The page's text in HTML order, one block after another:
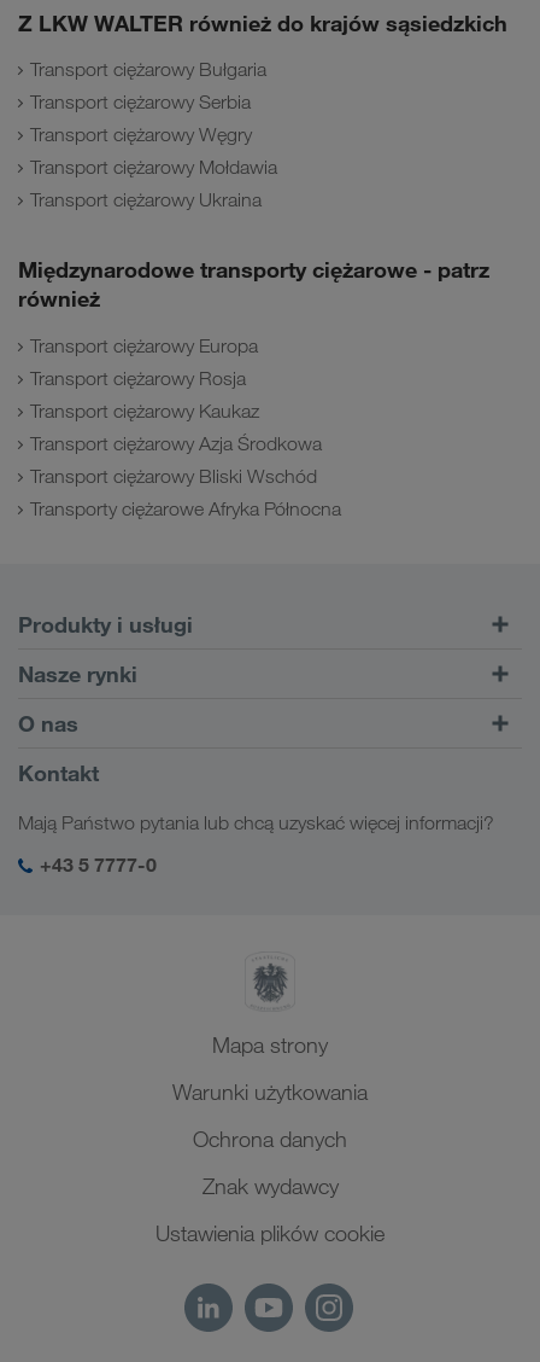
Z LKW WALTER również do krajów sąsiedzkich
Transport ciężarowy Bułgaria
Transport ciężarowy Serbia
Transport ciężarowy Węgry
Transport ciężarowy Mołdawia
Transport ciężarowy Ukraina
Międzynarodowe transporty ciężarowe - patrz
również
Transport ciężarowy Europa
Transport ciężarowy Rosja
Transport ciężarowy Kaukaz
Transport ciężarowy Azja Środkowa
Transport ciężarowy Bliski Wschód
Transporty ciężarowe Afryka Północna
Produkty i usługi
Transporty drogowe
Serwis dla klientów CONNECT
Cyfrowe rozwiązania
Nasze rynki
Europa
Kaukaz
Azja Środkowa
Bliski Wschód
O nas
Informacje o firmie
Odpowiedzialność społeczna
SHEQ-Management
Kontakt
Mają Państwo pytania lub chcą uzyskać więcej informacji?
+43 5 7777-0
Mapa strony
Warunki użytkowania
Ochrona danych
Znak wydawcy
Ustawienia plików cookie